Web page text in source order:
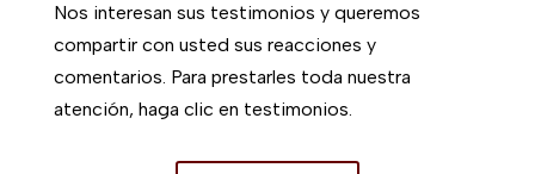
Nos interesan sus testimonios y queremos
compartir con usted sus reacciones y
comentarios. Para prestarles toda nuestra
atención, haga clic en testimonios.